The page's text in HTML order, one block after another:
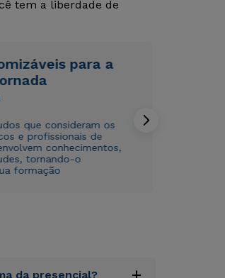
tem a liberdade de
para a
que consideram os
e profissionais de
conhecimentos,
tornando-o
formação
da presencial?
com aPolítica de Privacidade.
meus dados sejam utilizados para o
da Cruzeiro do Sul.
com aPolítica de Privacidade.
meus dados sejam utilizados para o
da Cruzeiro do Sul.